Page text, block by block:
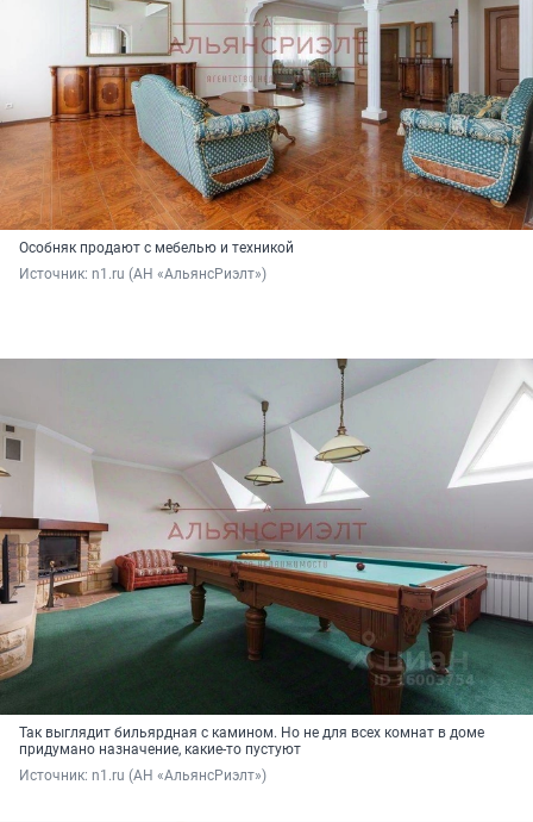
Особняк продают с мебелью и техникой
Источник: n1.ru (АН «АльянсРиэлт»)
Так выглядит бильярдная с камином. Но не для всех комнат в доме
придумано назначение, какие-то пустуют
Источник: n1.ru (АН «АльянсРиэлт»)